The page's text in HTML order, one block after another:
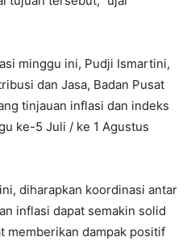
minggu ini, Pudji Ismartini,
dan Jasa, Badan Pusat
tinjauan inflasi dan indeks
ke-5 Juli / ke 1 Agustus
diharapkan koordinasi antar
inflasi dapat semakin solid
memberikan dampak positif